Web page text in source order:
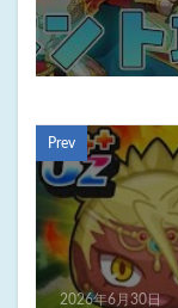
Prev
2026年6月30日